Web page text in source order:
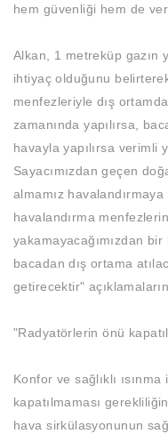
hem güvenliği hem de
Alkan, 1 metreküp gazın
ihtiyaç olduğunu
menfezleriyle dış
zamanında yapılırsa,
havayla yapılırsa verimli
Sayacımızdan geçen
almamız
havalandırma
yakamayacağımızdan bir
bacadan dış ortama
getirecektir"
"Radyatörlerin önü
Konfor ve sağlıklı
kapatılmaması
hava sirkülasyonunun